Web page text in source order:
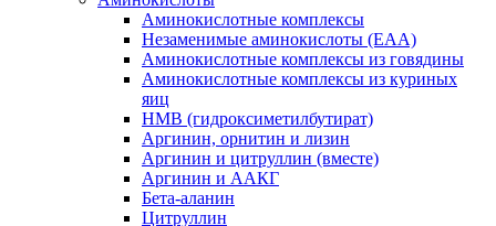
Аминокислотные комплексы
Незаменимые аминокислоты (EAA)
Аминокислотные комплексы из говядины
Аминокислотные комплексы из куриных
яиц
HMB (гидроксиметилбутират)
Аргинин, орнитин и лизин
Аргинин и цитруллин (вместе)
Аргинин и ААКГ
Бета-аланин
Цитруллин